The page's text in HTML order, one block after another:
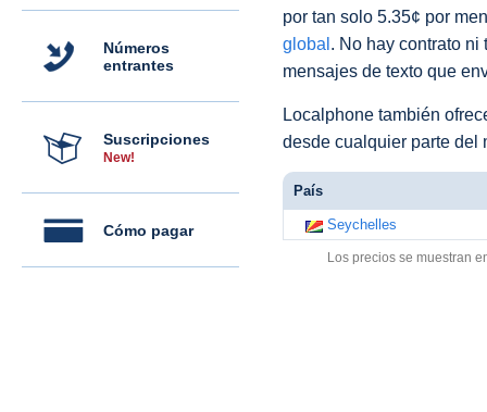
Números
entrantes
Suscripciones
New!
Cómo pagar
por tan solo 5.35¢ por
global . No hay contrato ni
mensajes de texto que
Localphone también
desde cualquier parte del
País
Seychelles
Los precios se muestran